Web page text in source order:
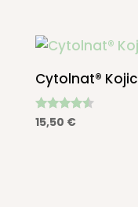
Cytolnat® Kojic
Note
4.36
15,50 €